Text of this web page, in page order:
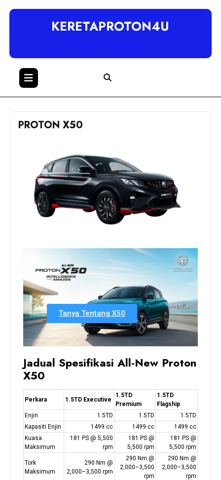
KERETAPROTON4U
PROTON X50
Jadual Spesifikasi All-New Proton
X50
Perkara 1.5TD Executive
1.5TD
Premium
1.5TD
Flagship
Enjin
1.5TD 1.5TD
1.5TD
Kapasiti Enjin
1499 cc 1499 cc
1499 cc
Kuasa
Maksimum
181 PS @ 5,500
rpm
181 PS @
5,500 rpm
181 PS @
5,500 rpm
Tork
Maksimum
290 Nm @
2,000–3,500 rpm
290 Nm @
2,000–3,500
rpm
290 Nm @
2,000–3,500
rpm
Tanya Tentang X50